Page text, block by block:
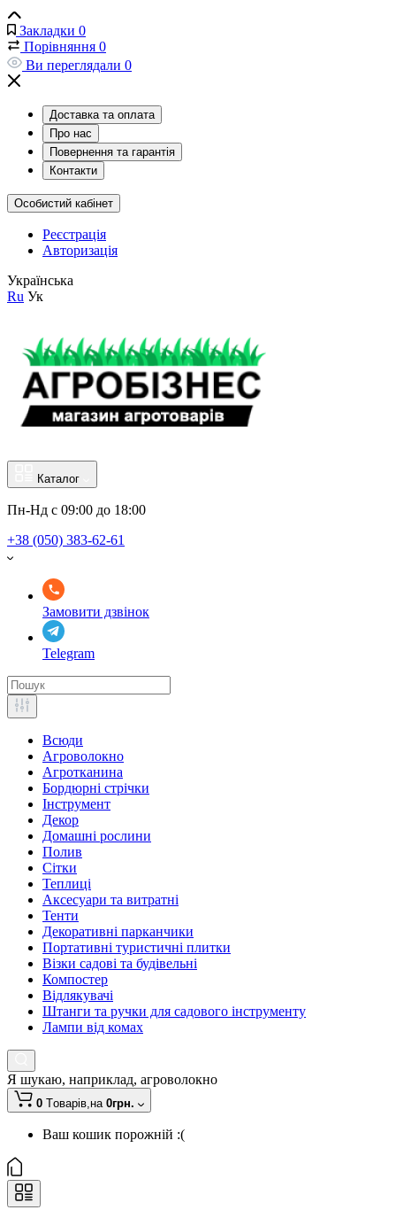
Закладки 0
Порівняння 0
Ви переглядали 0
Доставка та оплата
Про нас
Повернення та гарантія
Контакти
Особистий кабінет
Реєстрація
Авторизація
Українська
Ru Ук
Каталог
Пн-Нд с 09:00 до 18:00
+38 (050) 383-62-61
Замовити дзвінок
Telegram
Всюди
Агроволокно
Агротканина
Бордюрні стрічки
Інструмент
Декор
Домашні рослини
Полив
Сітки
Теплиці
Аксесуари та витратні
Тенти
Декоративні парканчики
Портативні туристичні плитки
Візки садові та будівельні
Компостер
Відлякувачі
Штанги та ручки для садового інструменту
Лампи від комах
Я шукаю, наприклад, агроволокно
0 Tоварів,на 0грн.
Ваш кошик порожній :(